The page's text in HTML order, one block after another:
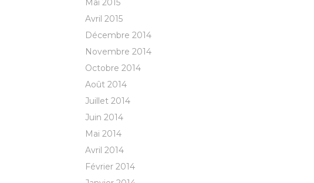
Mai 2015
Avril 2015
Décembre 2014
Novembre 2014
Octobre 2014
Août 2014
Juillet 2014
Juin 2014
Mai 2014
Avril 2014
Février 2014